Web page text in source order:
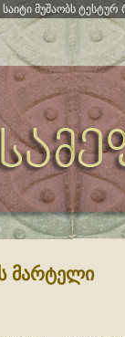
საიტი მუშაობს ტესტურ
მარტელი